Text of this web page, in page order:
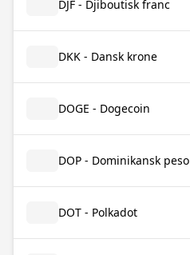
DJF - Djiboutisk franc
DKK - Dansk krone
DOGE - Dogecoin
DOP - Dominikansk peso
DOT - Polkadot